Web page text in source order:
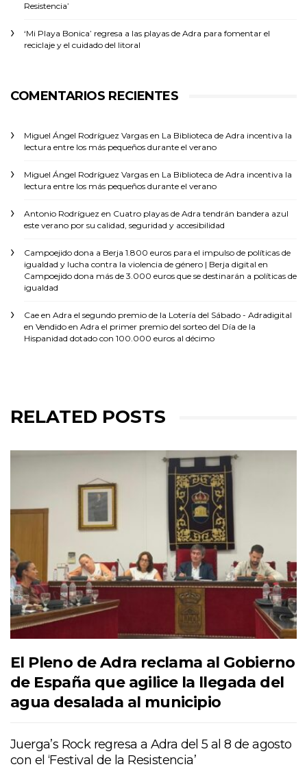
Resistencia’
‘Mi Playa Bonica’ regresa a las playas de Adra para fomentar el
reciclaje y el cuidado del litoral
COMENTARIOS RECIENTES
Miguel Ángel Rodríguez Vargas en La Biblioteca de Adra incentiva la
lectura entre los más pequeños durante el verano
Miguel Ángel Rodríguez Vargas en La Biblioteca de Adra incentiva la
lectura entre los más pequeños durante el verano
Antonio Rodríguez en Cuatro playas de Adra tendrán bandera azul
este verano por su calidad, seguridad y accesibilidad
Campoejido dona a Berja 1.800 euros para el impulso de políticas de
igualdad y lucha contra la violencia de género | Berja digital en
Campoejido dona más de 3.000 euros que se destinarán a políticas de
igualdad
Cae en Adra el segundo premio de la Lotería del Sábado - Adradigital
en Vendido en Adra el primer premio del sorteo del Día de la
Hispanidad dotado con 100.000 euros al décimo
RELATED POSTS
El Pleno de Adra reclama al Gobierno
de España que agilice la llegada del
agua desalada al municipio
Juerga’s Rock regresa a Adra del 5 al 8 de agosto
con el ‘Festival de la Resistencia’